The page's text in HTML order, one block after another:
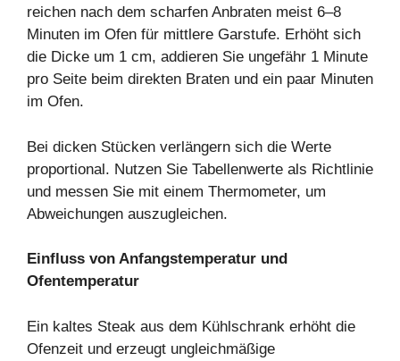
reichen nach dem scharfen Anbraten meist 6–8
Minuten im Ofen für mittlere Garstufe. Erhöht sich
die Dicke um 1 cm, addieren Sie ungefähr 1 Minute
pro Seite beim direkten Braten und ein paar Minuten
im Ofen.
Bei dicken Stücken verlängern sich die Werte
proportional. Nutzen Sie Tabellenwerte als Richtlinie
und messen Sie mit einem Thermometer, um
Abweichungen auszugleichen.
Einfluss von Anfangstemperatur und
Ofentemperatur
Ein kaltes Steak aus dem Kühlschrank erhöht die
Ofenzeit und erzeugt ungleichmäßige